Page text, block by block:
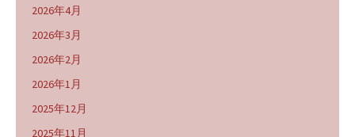
2026年4月
2026年3月
2026年2月
2026年1月
2025年12月
2025年11月